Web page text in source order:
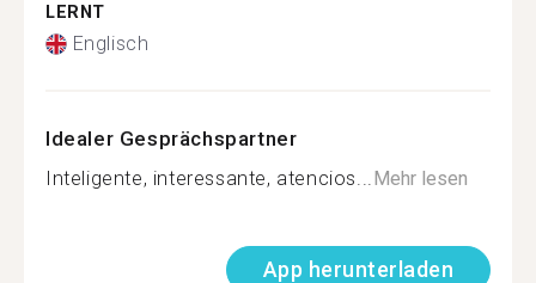
LERNT
Englisch
Idealer Gesprächspartner
Inteligente, interessante, atencios...Mehr lesen
App herunterladen